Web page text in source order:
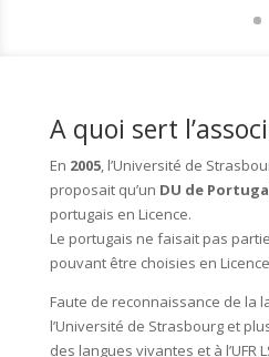
A quoi sert
En 2005, l’Université de
proposait qu’un DU de
portugais en Licence.
Le portugais ne faisait pas
pouvant être choisies en Licence
Faute de reconnaissance de la
l’Université de Strasbourg et
des langues vivantes et à l’UFR